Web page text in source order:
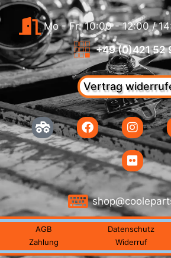
Mo - Fr: 10:00 - 12:00 /
+49 (0)421 52
Vertrag
AGB Datenschutz
Zahlung
Widerruf